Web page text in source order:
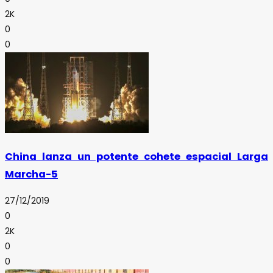
2K
0
0
China lanza un potente cohete espacial Larga
Marcha-5
27/12/2019
0
2K
0
0